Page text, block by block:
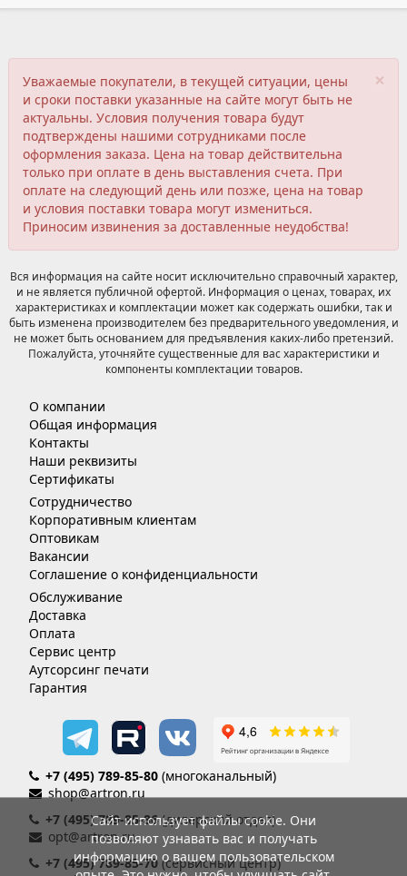
×
Уважаемые покупатели, в текущей ситуации, цены
и сроки поставки указанные на сайте могут быть не
актуальны. Условия получения товара будут
подтверждены нашими сотрудниками после
оформления заказа. Цена на товар действительна
только при оплате в день выставления счета. При
оплате на следующий день или позже, цена на товар
и условия поставки товара могут измениться.
Приносим извинения за доставленные неудобства!
Вся информация на сайте носит исключительно справочный характер,
и не является публичной офертой. Информация о ценах, товарах, их
характеристиках и комплектации может как содержать ошибки, так и
быть изменена производителем без предварительного уведомления, и
не может быть основанием для предъявления каких-либо претензий.
Пожалуйста, уточняйте существенные для вас характеристики и
компоненты комплектации товаров.
О компании
Общая информация
Контакты
Наши реквизиты
Сертификаты
Сотрудничество
Корпоративным клиентам
Оптовикам
Вакансии
Соглашение о конфиденциальности
Обслуживание
Доставка
Оплата
Сервис центр
Аутсорсинг печати
Гарантия
+7 (495) 789-85-80 (многоканальный)
shop@artron.ru
+7 (495) 789-85-86(дилерский отдел)
opt@artron.ru
+7 (495) 789-85-70 (сервисный центр)
Сайт использует файлы cookie. Они
позволяют узнавать вас и получать
информацию о вашем пользовательском